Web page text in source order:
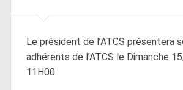
Le président de l’ATCS présentera
adhérents de l’ATCS le Dimanche
11H00